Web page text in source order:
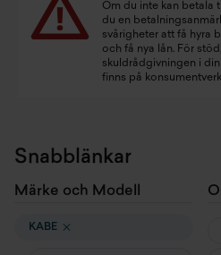
Om du inte kan betala
du en
svårigheter att få hyra
och få nya lån. För
skuldrådgivningen i
finns på
Snabblänkar
Märke och Modell
KABE